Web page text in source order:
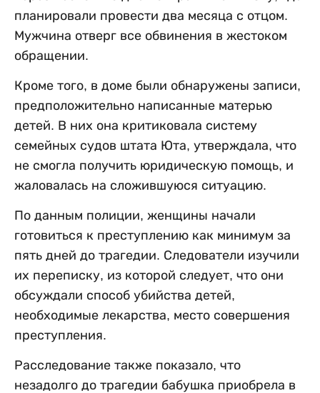
планировали провести два месяца с отцом.
Мужчина отверг все обвинения в жестоком
обращении.
Кроме того, в доме были обнаружены записи,
предположительно написанные матерью
детей. В них она критиковала систему
семейных судов штата Юта, утверждала, что
не смогла получить юридическую помощь, и
жаловалась на сложившуюся ситуацию.
По данным полиции, женщины начали
готовиться к преступлению как минимум за
пять дней до трагедии. Следователи изучили
их переписку, из которой следует, что они
обсуждали способ убийства детей,
необходимые лекарства, место совершения
преступления.
Расследование также показало, что
незадолго до трагедии бабушка приобрела в